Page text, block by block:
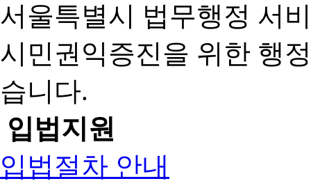
서울특별시 법무행정 서
시민권익증진을 위한 행
습니다.
입법지원
입법절차 안내